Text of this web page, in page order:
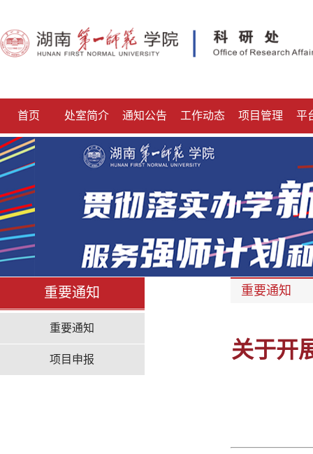
首页 处室简介 通知公告 工作动态 项目管理 平
重要通知
重要通知
项目申报
重要通知
关于开